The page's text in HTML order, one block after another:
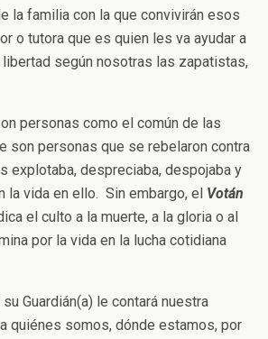
la familia con la que convivirán esos
o tutora que es quien les va ayudar a
según nosotras las zapatistas,
personas como el común de las
son personas que se rebelaron contra
explotaba, despreciaba, despojaba y
la vida en ello. Sin embargo, el Votán
el culto a la muerte, a la gloria o al
por la vida en la lucha cotidiana
Guardián(a) le contará nuestra
quiénes somos, dónde estamos, por